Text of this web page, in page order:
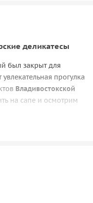
деликатесы
был закрыт для
прогулка
Владивостокской
на сапе и осмотрим